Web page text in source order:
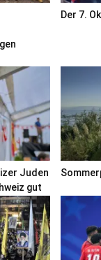
Der 7.
Juden
gut